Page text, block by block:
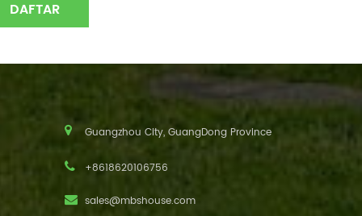
Guangzhou City, GuangDong Province
+8618620106756
sales@mbshouse.com